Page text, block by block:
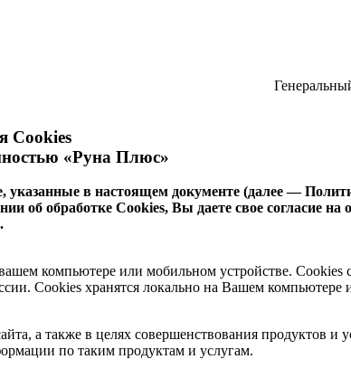
Cookies
«Руна Плюс»
в настоящем документе (далее —
об обработке Cookies, Вы даете свое согласие на
компьютере или мобильном устройстве.
Сookies хранятся локально на Вашем компьютере
а также в целях совершенствования продуктов и
по таким продуктам и услугам.